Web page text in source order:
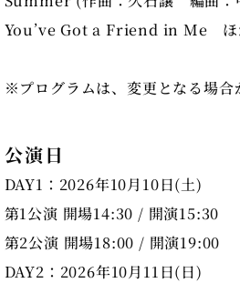
You’ve Got a Friend in Me ほ
※プログラムは、変更となる場合
公演日
DAY1：2026年10月10日(土)
第1公演 開場14:30 / 開演15:30
第2公演 開場18:00 / 開演19:00
DAY2：2026年10月11日(日)